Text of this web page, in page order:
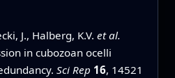
J., Halberg, K.V. et al.
in cubozoan ocelli
Sci Rep 16, 14521